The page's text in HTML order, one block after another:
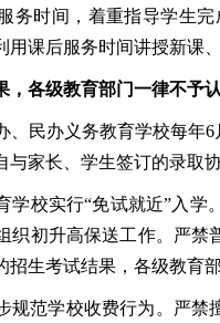
务时间，着重指导学生
用课后服务时间讲授新课
，各级教育部门一律不予
、民办义务教育学校每
与家长、学生签订的录取
学校实行“免试就近”入
织初升高保送工作。严
招生考试结果，各级教育
规范学校收费行为。严